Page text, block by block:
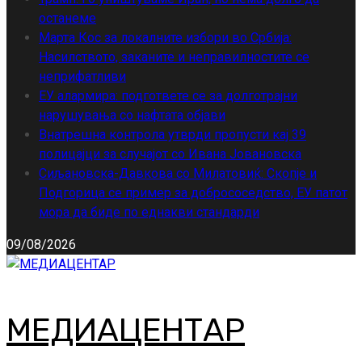
останеме
Марта Кос за локалните избори во Србија:
Насилството, заканите и неправилностите се
неприфатливи
ЕУ алармира: подгответе се за долготрајни
нарушувања со нафтата објави
Внатрешна контрола утврди пропусти кај 39
полицајци за случајот со Ивана Јовановска
Сиљановска-Давкова со Милатовиќ: Скопје и
Подгорица се пример за добрососедство, ЕУ патот
мора да биде по еднакви стандарди
09/08/2026
МЕДИАЦЕНТАР